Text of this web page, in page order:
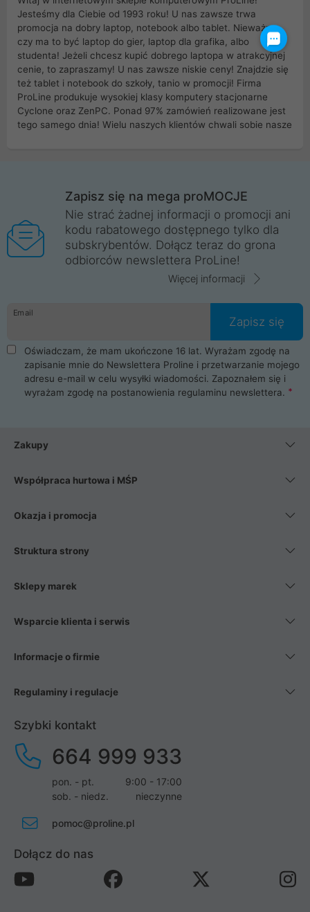
Jesteśmy dla Ciebie od 1993 roku! U nas zawsze trwa
promocja na dobry laptop, notebook albo tablet. Nieważne
czy ma to być laptop do gier, laptop dla grafika, albo
studenta! Jeżeli chcesz kupić dobrego laptopa w atrakcyjnej
cenie, to zapraszamy! U nas zawsze niskie ceny! Znajdzie się
też tablet i notebook do szkoły, tanio w promocji! Firma
ProLine produkuje wysokiej klasy komputery stacjonarne
Cyclone oraz ZenPC. Ponad 97% zamówień realizowane jest
tego samego dnia! Wielu naszych klientów chwali sobie nasze
Wrocław, Poznań, Legnica, Katowice, Gliwice, Kalisz, Bytom,
Trzebnica, Opole. Szybka i profesjonalna obsługa!
ProLine to polska firma ze 100% polskim kapitałem. Działamy
legalnie i płacimy podatki w naszym kraju! Posiadamy siedzibę
główną w Mirkowie oraz salony na terenie kraju. Cała
komunikacja ze sklepem komputerowym ProLine jest
danych osobowych. Dlatego zakup notebooka albo laptopa w
ProLine to czysta przyjemność i pełne bezpieczeństwo.
Zaopatrzysz się u nas w akcesoria i części komputerowe
takie jak procesory, karty graficzne, płyty główne, pamięci,
dyski SSD, M.2 oraz HDD. Nasi pracownicy pomogą Ci wybrać
najlepszy zasilacz komputerowy oraz obudowę do komputera.
Poza komputerami mamy również najlepsze na rynku
Smartfony takich producentów jak Xiaomi, Apple, Samsung i
wentylatory. Na koniec mając już to wszystko, możesz
Zapisz się na mega proMOCJE
Nie strać żadnej informacji o promocji ani
kodu rabatowego dostępnego tylko dla
subskrybentów. Dołącz teraz do grona
odbiorców newslettera ProLine!
Więcej informacji
Email
Zapisz się
Oświadczam, że mam ukończone 16 lat. Wyrażam zgodę na
zapisanie mnie do Newslettera Proline i przetwarzanie mojego
adresu e-mail w celu wysyłki wiadomości. Zapoznałem się i
wyrażam zgodę na postanowienia regulaminu newslettera.
Zakupy
Współpraca hurtowa i MŚP
Okazja i promocja
Struktura strony
Sklepy marek
Wsparcie klienta i serwis
Informacje o firmie
Regulaminy i regulacje
Szybki kontakt
664 999 933
pon. - pt.
9:00 - 17:00
sob. - niedz.
nieczynne
pomoc@proline.pl
Dołącz do nas